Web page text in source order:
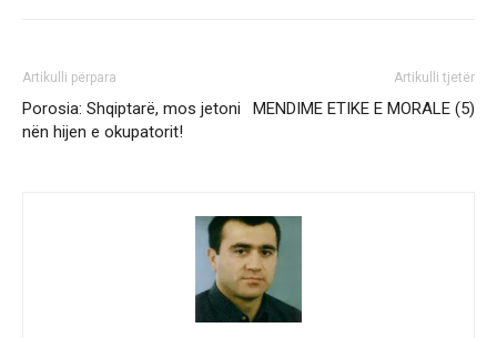
Artikulli përpara
Porosia: Shqiptarë, mos jetoni
nën hijen e okupatorit!
Artikulli tjetër
MENDIME ETIKE E MORALE (5)